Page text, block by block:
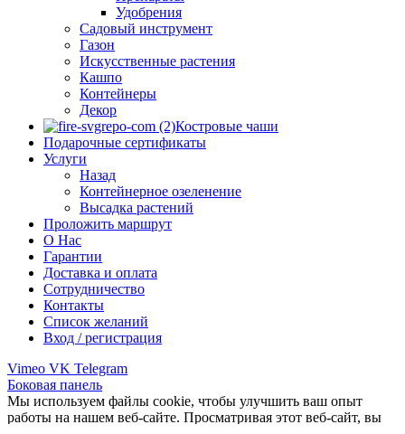
Удобрения
Садовый инструмент
Газон
Искусственные растения
Кашпо
Контейнеры
Декор
Костровые чаши
Подарочные сертификаты
Услуги
Назад
Контейнерное озеленение
Высадка растений
Проложить маршрут
О Нас
Гарантии
Доставка и оплата
Сотрудничество
Контакты
Список желаний
Вход / регистрация
Vimeo VK Telegram
Боковая панель
Мы используем файлы cookie, чтобы улучшить ваш опыт
работы на нашем веб-сайте. Просматривая этот веб-сайт, вы